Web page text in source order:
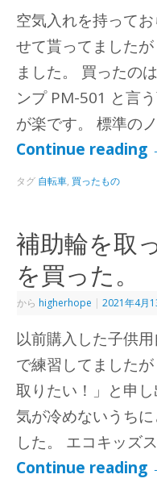
空気入れを持って
せて貰ってました
ました。 買ったの
ンプ PM-501 と言
が楽です。 標準の
Continue reading
タグ 自転車, 買ったもの
補助輪を取
を買った。
から higherhope | 2021年4月
以前購入した子供
で練習してました
取りたい！」と申
気が冷めないうち
した。 エコキッズ
Continue reading